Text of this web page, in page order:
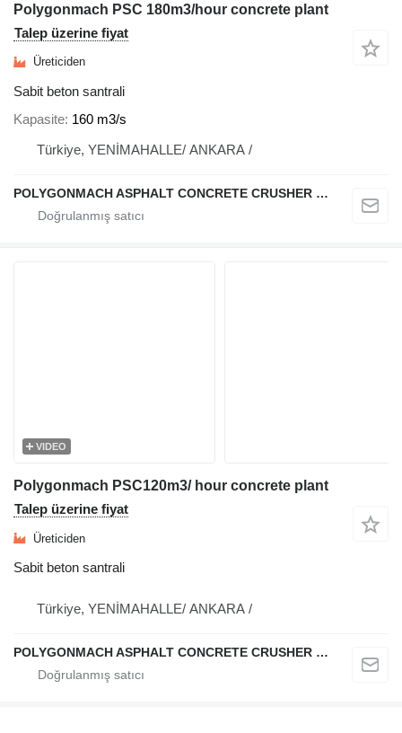
Polygonmach PSC 180m3/hour concrete plant
Talep üzerine fiyat
Üreticiden
Sabit beton santrali
Kapasite 160 m3/s
Türkiye, YENİMAHALLE/ ANKARA /
POLYGONMACH ASPHALT CONCRETE CRUSHER SYSTEMS
VIDEO
Polygonmach PSC120m3/ hour concrete plant
Talep üzerine fiyat
Üreticiden
Sabit beton santrali
Türkiye, YENİMAHALLE/ ANKARA /
POLYGONMACH ASPHALT CONCRETE CRUSHER SYSTEMS